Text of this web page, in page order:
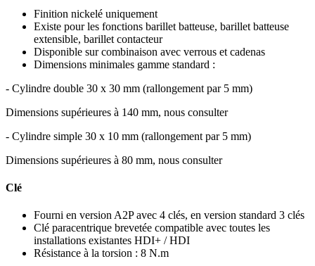
Finition nickelé uniquement
Existe pour les fonctions barillet batteuse, barillet batteuse
extensible, barillet contacteur
Disponible sur combinaison avec verrous et cadenas
Dimensions minimales gamme standard :
- Cylindre double 30 x 30 mm (rallongement par 5 mm)
Dimensions supérieures à 140 mm, nous consulter
- Cylindre simple 30 x 10 mm (rallongement par 5 mm)
Dimensions supérieures à 80 mm, nous consulter
Clé
Fourni en version A2P avec 4 clés, en version standard 3 clés
Clé paracentrique brevetée compatible avec toutes les
installations existantes HDI+ / HDI
Résistance à la torsion : 8 N.m